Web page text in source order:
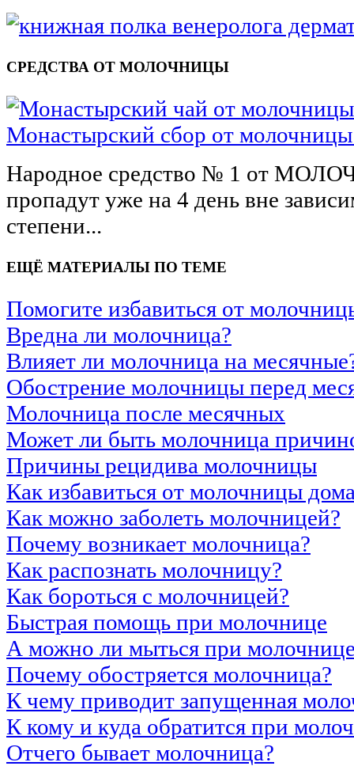
СРЕДСТВА ОТ МОЛОЧНИЦЫ
Монастырский сбор от
Народное средство № 1 от
пропадут уже на 4 день вне
степени...
ЕЩЁ МАТЕРИАЛЫ ПО ТЕМЕ
Помогите избавиться от
Вредна ли молочница?
Влияет ли молочница на
Обострение молочницы перед
Молочница после месячных
Может ли быть молочница
Причины рецидива молочницы
Как избавиться от молочницы
Как можно заболеть молочницей?
Почему возникает молочница?
Как распознать молочницу?
Как бороться с молочницей?
Быстрая помощь при молочнице
А можно ли мыться при
Почему обостряется молочница?
К чему приводит запущенная
К кому и куда обратится при
Отчего бывает молочница?